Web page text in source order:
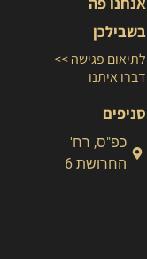
בשבילכן
לתיאום פגישה >>
דברו איתנו
סניפים
כפ"ס, רח'
החרושת 6